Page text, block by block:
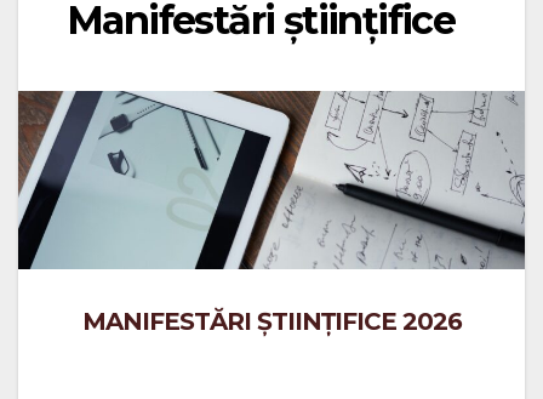
Manifestări științifice
MANIFESTĂRI ȘTIINȚIFICE 2026